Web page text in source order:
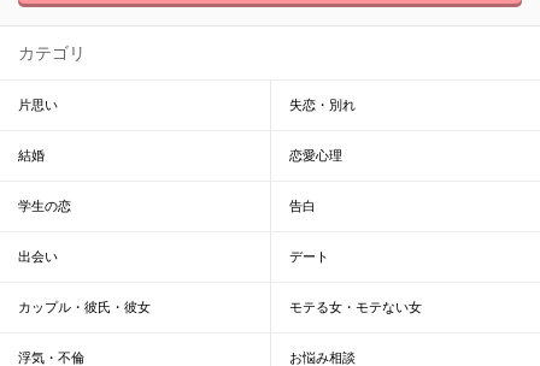
カテゴリ
片思い 失恋・別れ
結婚 恋愛心理
学生の恋 告白
出会い デート
カップル・彼氏・彼女 モテる女・モテない女
浮気・不倫 お悩み相談